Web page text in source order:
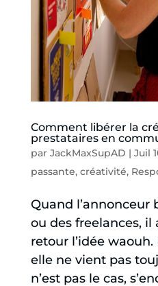
Comment libérer la
prestataires en
par JackMaxSupAD | Juil
passante, créativité,
Quand l’annonceur
ou des freelances,
retour l’idée
elle ne vient pas
n’est pas le cas,